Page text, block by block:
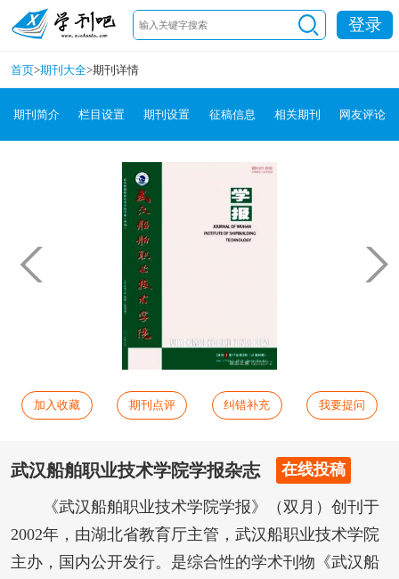
登录
首页>期刊大全>期刊详情
期刊简介 栏目设置 期刊设置 征稿信息 相关期刊 网友评论
加入收藏 期刊点评 纠错补充 我要提问
武汉船舶职业技术学院学报杂志 在线投稿
《武汉船舶职业技术学院学报》（双月）创刊于
2002年，由湖北省教育厅主管，武汉船职业技术学院
主办，国内公开发行。是综合性的学术刊物《武汉船